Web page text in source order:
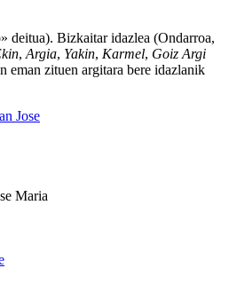
deitua). Bizkaitar idazlea (Ondarroa,
, Argia, Yakin, Karmel, Goiz Argi
eman zituen argitara bere idazlanik
Jose
Maria